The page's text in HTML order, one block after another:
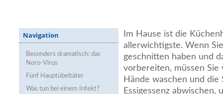
Navigation
Besonders dramatisch: das
Noro-Virus
Fünf Hauptübeltäter
Was tun bei einem Infekt?
Im Hause ist die
allerwichtigste. Wenn
geschnitten haben und
vorbereiten, müssen Sie
Hände waschen und
Essigessenz abwischen,